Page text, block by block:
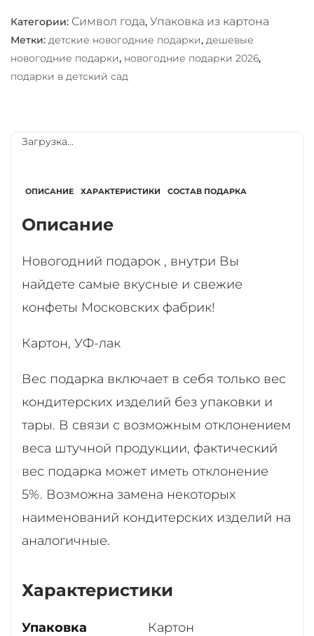
Категории: Символ года, Упаковка из картона
Метки: детские новогодние подарки, дешевые
новогодние подарки, новогодние подарки 2026,
подарки в детский сад
Загрузка...
ОПИСАНИЕ ХАРАКТЕРИСТИКИ СОСТАВ ПОДАРКА
Описание
Новогодний подарок , внутри Вы
найдете самые вкусные и свежие
конфеты Московских фабрик!
Картон, УФ-лак
Вес подарка включает в себя только вес
кондитерских изделий без упаковки и
тары. В связи с возможным отклонением
веса штучной продукции, фактический
вес подарка может иметь отклонение
5%. Возможна замена некоторых
наименований кондитерских изделий на
аналогичные.
Характеристики
Упаковка
Картон